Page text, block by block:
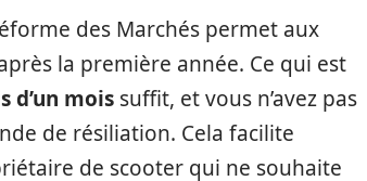
des Marchés permet aux
la première année. Ce qui est
d’un mois suffit, et vous n’avez pas
de résiliation. Cela facilite
de scooter qui ne souhaite